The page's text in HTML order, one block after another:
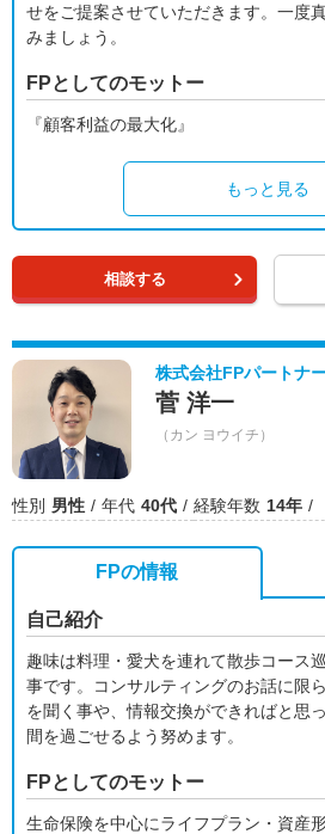
せをご提案させていただきます。一度
みましょう。
FPとしてのモットー
『顧客利益の最大化』
もっと見る
相談する
株式会社FPパートナ
菅 洋一
（カン ヨウイチ）
性別 男性 年代 40代 経験年数 14年
FPの情報
自己紹介
趣味は料理・愛犬を連れて散歩コース
事です。コンサルティングのお話に限
を聞く事や、情報交換ができればと思
間を過ごせるよう努めます。
FPとしてのモットー
生命保険を中心にライフプラン・資産